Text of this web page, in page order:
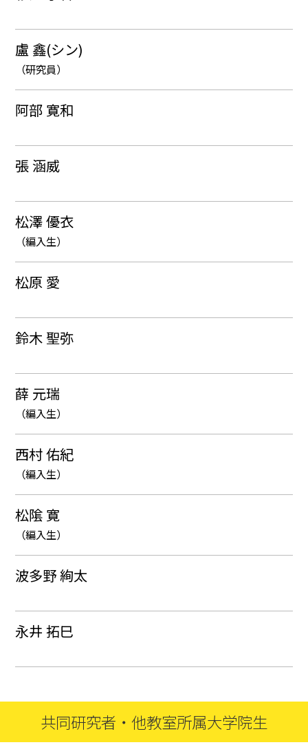
盧 鑫(シン)
（研究員）
阿部 寛和
張 涵威
松澤 優衣
（編入生）
松原 愛
鈴木 聖弥
薛 元瑞
（編入生）
西村 佑紀
（編入生）
松隂 寛
（編入生）
波多野 絢太
永井 拓巳
共同研究者・ 他教室所属大学院生